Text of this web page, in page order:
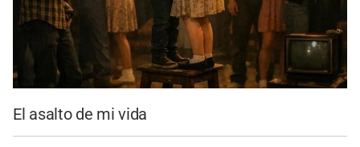
El asalto de mi vida